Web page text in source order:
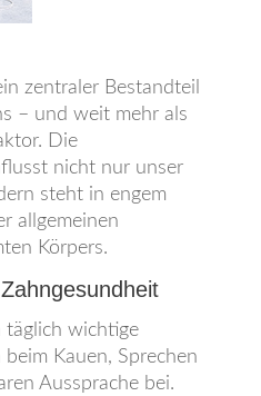
zentraler Bestandteil
– und weit mehr als
Die
nicht nur unser
steht in engem
allgemeinen
Körpers.
täglich wichtige
Kauen, Sprechen
Aussprache bei.